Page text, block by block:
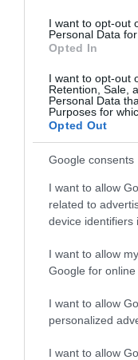
I want to opt-out
Personal Data
Opted In
I want to opt-out
Retention, Sale,
Personal Data
Purposes for
Opted Out
Google consents
I want to allow
related to
device identifiers
I want to allow
Google for
I want to allow
personalized
I want to allow
SZÜLETÉSNAP